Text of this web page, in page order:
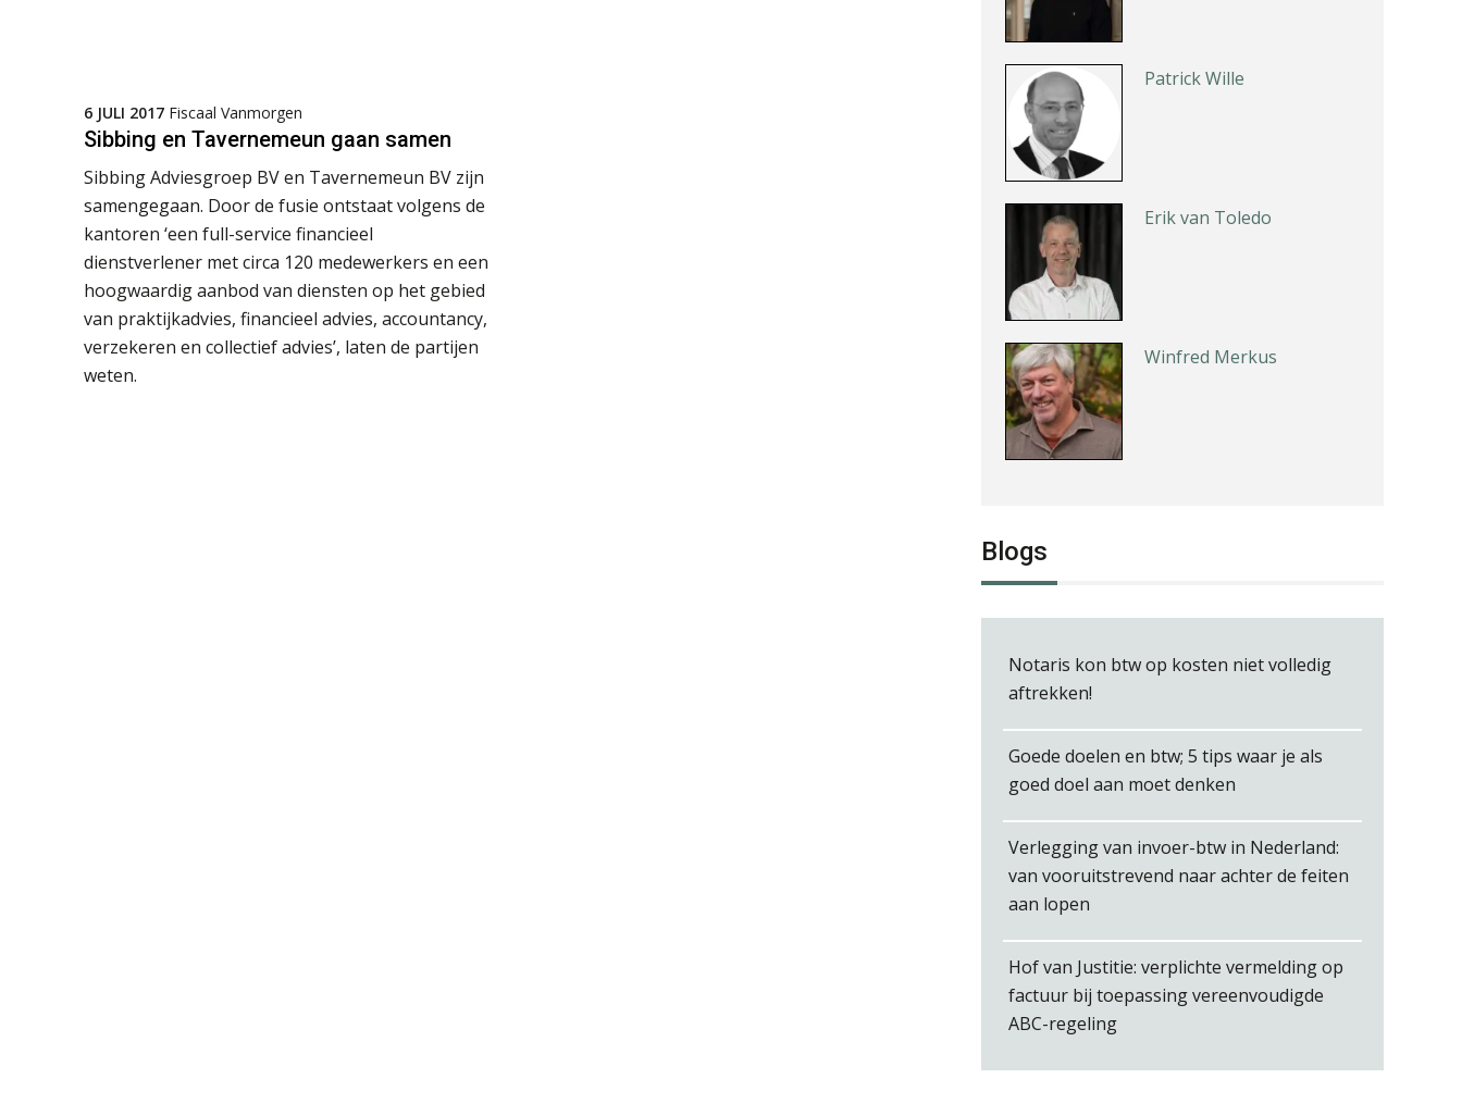
6 JULI 2017 Fiscaal Vanmorgen
Sibbing en Tavernemeun gaan samen
Sibbing Adviesgroep BV en Tavernemeun BV zijn
samengegaan. Door de fusie ontstaat volgens de
kantoren ‘een full-service financieel
dienstverlener met circa 120 medewerkers en een
hoogwaardig aanbod van diensten op het gebied
van praktijkadvies, financieel advies, accountancy,
verzekeren en collectief advies’, laten de partijen
weten.
Patrick Wille
Erik van Toledo
Winfred Merkus
Léon de Jager
Blogs
Notaris kon btw op kosten niet volledig
aftrekken!
Goede doelen en btw; 5 tips waar je als
goed doel aan moet denken
Verlegging van invoer-btw in Nederland:
van vooruitstrevend naar achter de feiten
aan lopen
Hof van Justitie: verplichte vermelding op
factuur bij toepassing vereenvoudigde
ABC-regeling